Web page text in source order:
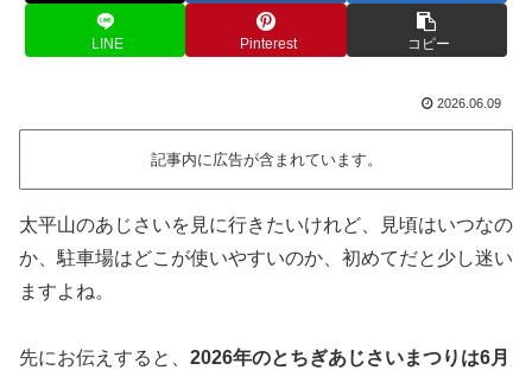
LINE Pinterest コピー
2026.06.09
記事内に広告が含まれています。
太平山のあじさいを見に行きたいけれど、見頃はいつなの
か、駐車場はどこが使いやすいのか、初めてだと少し迷い
ますよね。
先にお伝えすると、 2026年のとちぎあじさいまつりは6月